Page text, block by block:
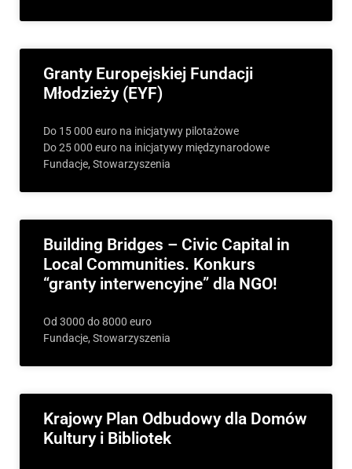
Granty Europejskiej Fundacji
Młodzieży (EYF)
Do 15 000 euro na inicjatywy pilotażowe
Do 25 000 euro na inicjatywy międzynarodowe
Fundacje, Stowarzyszenia
Building Bridges – Civic Capital in
Local Communities. Konkurs
“granty interwencyjne” dla NGO!
Od 3000 do 8000 euro
Fundacje, Stowarzyszenia
Krajowy Plan Odbudowy dla Domów
Kultury i Bibliotek